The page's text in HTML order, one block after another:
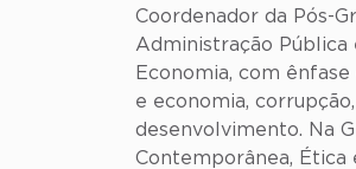
Coordenador da Pós-
Administração Pública
Economia, com
e economia,
desenvolvimento. Na
Contemporânea, Ética